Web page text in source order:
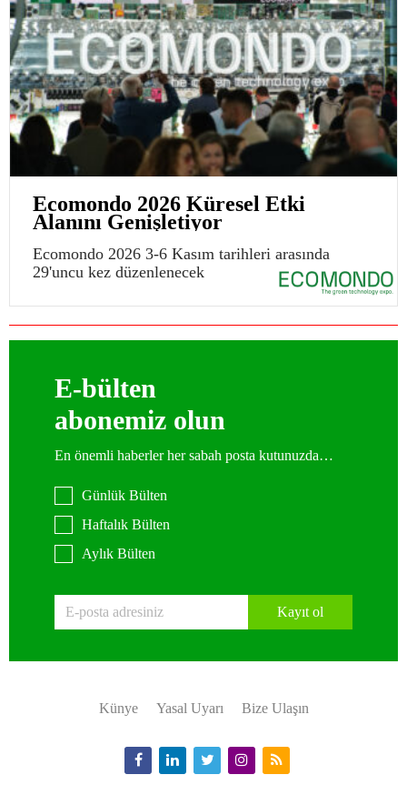
Ecomondo 2026 Küresel Etki
Alanını Genişletiyor
Ecomondo 2026 3-6 Kasım tarihleri arasında
29'uncu kez düzenlenecek
E-bülten
abonemiz olun
En önemli haberler her sabah posta kutunuzda…
Günlük Bülten
Haftalık Bülten
Aylık Bülten
Kayıt ol
Künye Yasal Uyarı Bize Ulaşın